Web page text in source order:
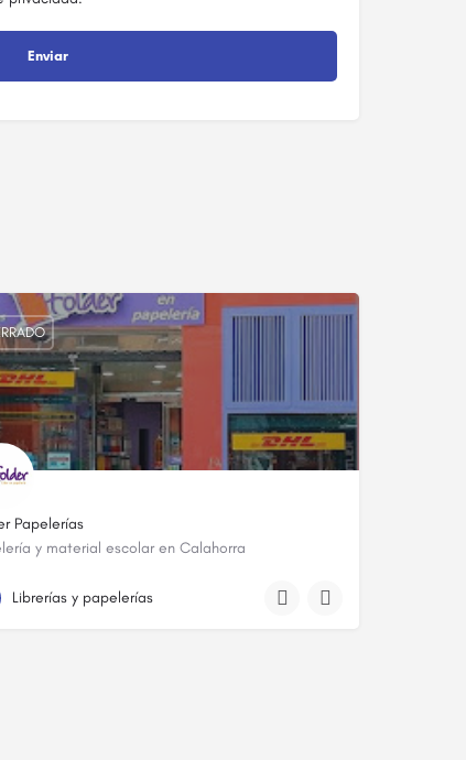
Papelerías
y material escolar en Calahorra
48 59 56
Librerías y papelerías